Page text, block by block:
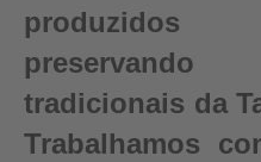
produzidos
tradicionais da
Trabalhamos